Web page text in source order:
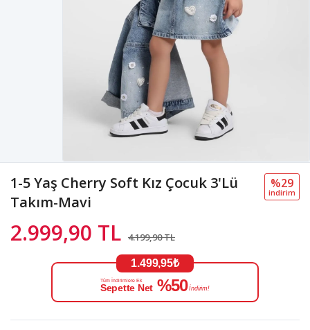
1-5 Yaş Cherry Soft Kız Çocuk 3'Lü
Takım-Mavi
2.999,90 TL 4.199,90 TL
%29
i̇ndi̇ri̇m
1.499,95₺
Tüm İndirimlere Ek
Sepette Net %50 İndirim!